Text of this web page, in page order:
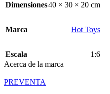
Dimensiones40 × 30 × 20 cm
Marca Hot Toys
Escala
1:6
Acerca de la marca
PREVENTA